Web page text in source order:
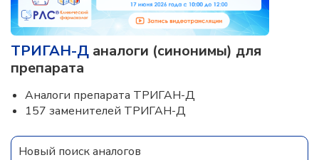
ТРИГАН-Д аналоги (синонимы) для
препарата
Аналоги препарата ТРИГАН-Д
157 заменителей ТРИГАН-Д
Новый поиск аналогов